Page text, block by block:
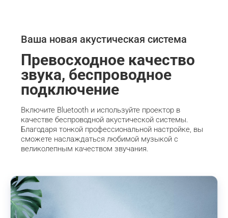
Ваша новая акустическая система
Превосходное качество
звука, беспроводное
подключение
Включите Bluetooth и используйте проектор в
качестве беспроводной акустической системы.
Благодаря тонкой профессиональной настройке, вы
сможете наслаждаться любимой музыкой с
великолепным качеством звучания.